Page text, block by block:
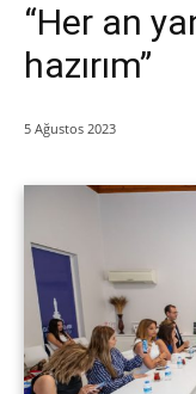
“Her an
hazırım”
5 Ağustos 2023